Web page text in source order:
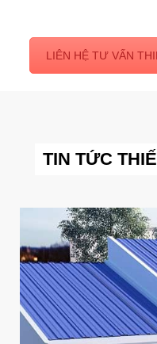
LIÊN HỆ TƯ VẤN
TIN TỨC